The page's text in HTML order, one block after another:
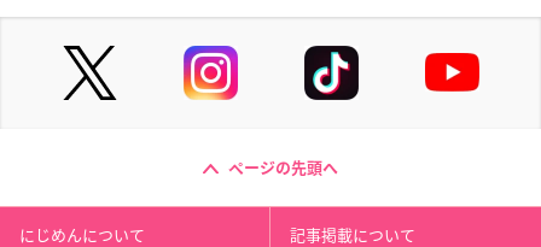
ページの先頭へ
にじめんについて 記事掲載について